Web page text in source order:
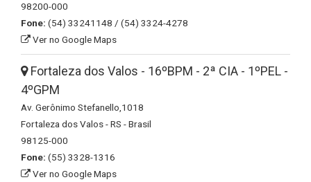
98200-000
Fone: (54) 33241148 / (54) 3324-4278
Ver no Google Maps
Fortaleza dos Valos - 16ºBPM - 2ª CIA - 1ºPEL -
4ºGPM
Av. Gerônimo Stefanello,1018
Fortaleza dos Valos - RS - Brasil
98125-000
Fone: (55) 3328-1316
Ver no Google Maps